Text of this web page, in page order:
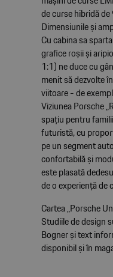
de curse hibridă
Dimensiunile și
Cu cabina sa
grafice roșii și
1:1) ne duce cu
menit să dezvolte
viitoare - de
Viziunea Porsche
spațiu pentru
futuristă, cu
pe un segment
confortabilă și
este plasată
de o experiență de
Cartea „Porsche
Studiile de design
Bogner și text
disponibil și în